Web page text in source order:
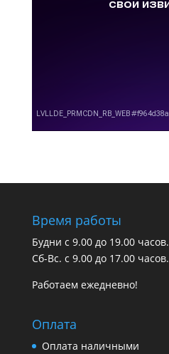
Время работы
Будни с 9.00 до 19.00 часов.
Сб-Вс. с 9.00 до 17.00 часов.
Работаем ежедневно!
Оплата
Оплата наличными